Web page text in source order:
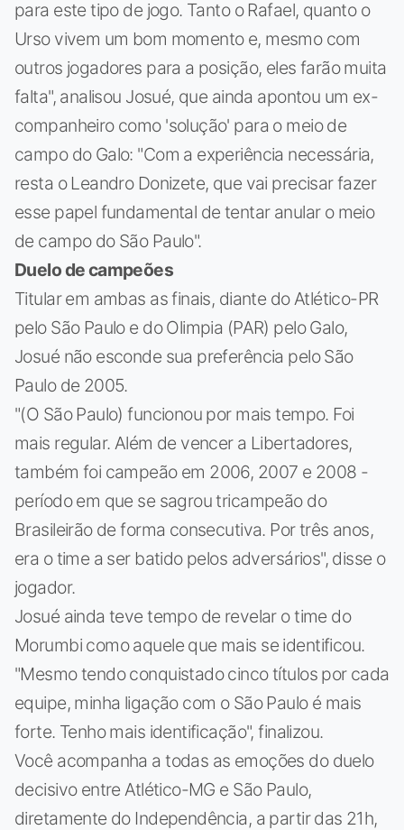
para este tipo de jogo. Tanto o Rafael, quanto o
Urso vivem um bom momento e, mesmo com
outros jogadores para a posição, eles farão muita
falta", analisou Josué, que ainda apontou um ex-
companheiro como 'solução' para o meio de
campo do Galo: "Com a experiência necessária,
resta o Leandro Donizete, que vai precisar fazer
esse papel fundamental de tentar anular o meio
de campo do São Paulo".
Duelo de campeões
Titular em ambas as finais, diante do Atlético-PR
pelo São Paulo e do Olimpia (PAR) pelo Galo,
Josué não esconde sua preferência pelo São
Paulo de 2005.
"(O São Paulo) funcionou por mais tempo. Foi
mais regular. Além de vencer a Libertadores,
também foi campeão em 2006, 2007 e 2008 -
período em que se sagrou tricampeão do
Brasileirão de forma consecutiva. Por três anos,
era o time a ser batido pelos adversários", disse o
jogador.
Josué ainda teve tempo de revelar o time do
Morumbi como aquele que mais se identificou.
"Mesmo tendo conquistado cinco títulos por cada
equipe, minha ligação com o São Paulo é mais
forte. Tenho mais identificação", finalizou.
Você acompanha a todas as emoções do duelo
decisivo entre Atlético-MG e São Paulo,
diretamente do Independência, a partir das 21h,